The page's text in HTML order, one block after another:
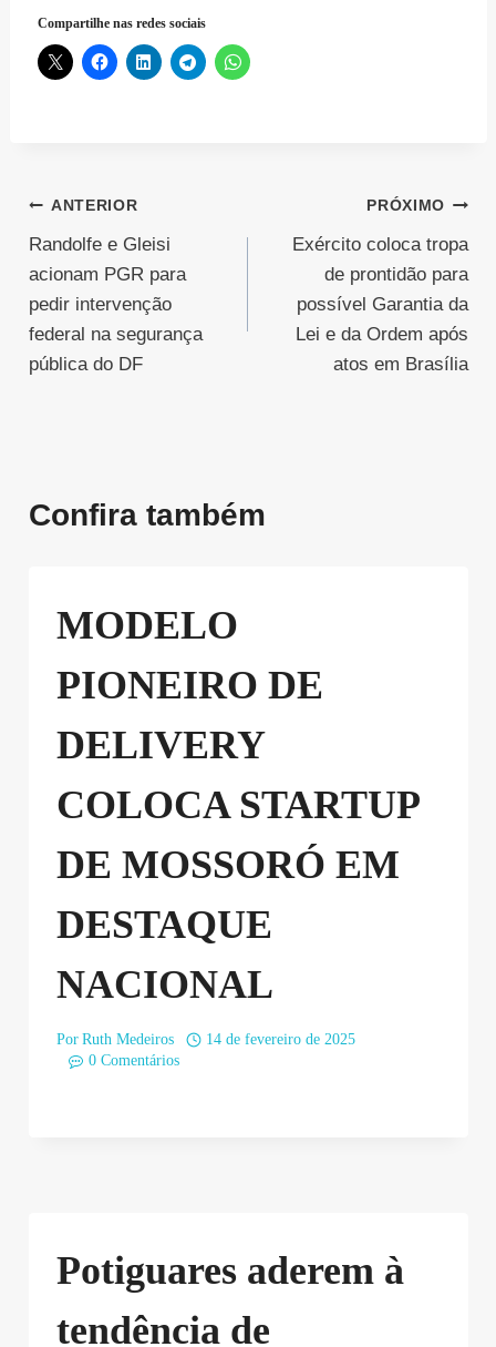
Compartilhe nas redes sociais
Navegação
de
Post
ANTERIOR
Randolfe e Gleisi
acionam PGR para
pedir intervenção
federal na segurança
pública do DF
PRÓXIMO
Exército coloca tropa
de prontidão para
possível Garantia da
Lei e da Ordem após
atos em Brasília
Confira também
MODELO
PIONEIRO DE
DELIVERY
COLOCA STARTUP
DE MOSSORÓ EM
DESTAQUE
NACIONAL
Por Ruth Medeiros
14 de fevereiro de 2025
0 Comentários
Potiguares aderem à
tendência de